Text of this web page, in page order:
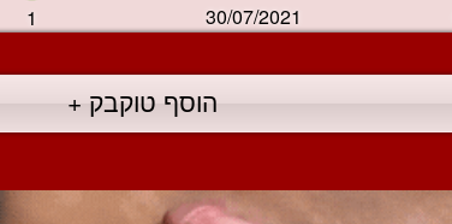
1 30/07/2021
הוסף טוקבק +